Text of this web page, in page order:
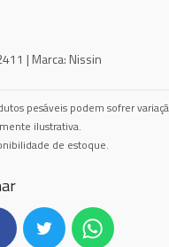
| Marca: Nissin
pesáveis podem sofrer
ilustrativa.
de estoque.